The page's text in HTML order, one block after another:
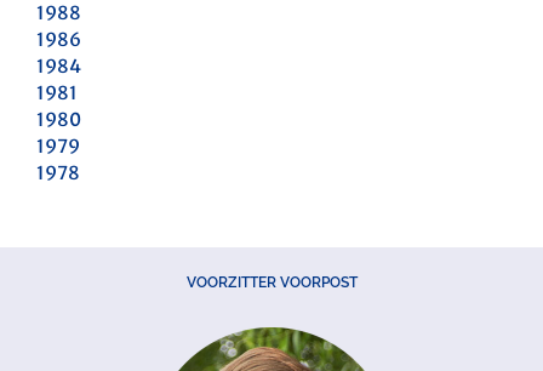
1988
1986
1984
1981
1980
1979
1978
VOORZITTER VOORPOST